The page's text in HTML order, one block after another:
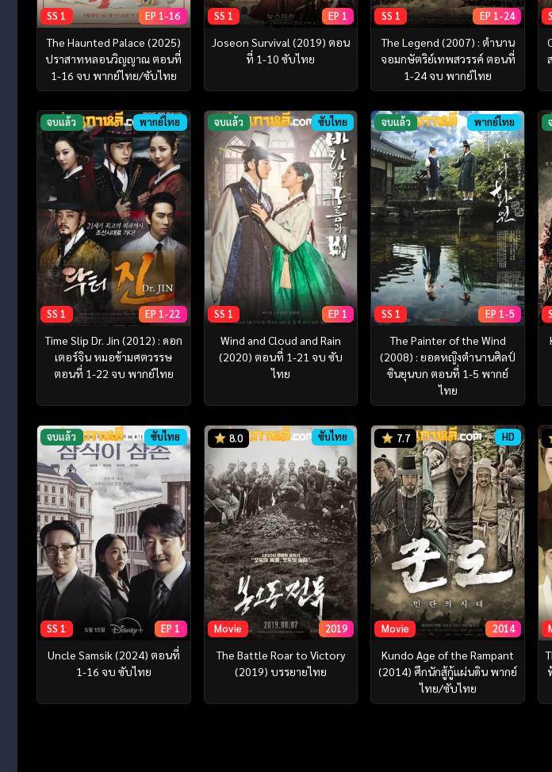
SS 1 EP 1-16
The Haunted Palace (2025)
ปราสาทหลอนวิญญาณ ตอนที่
1-16 จบ พากย์ไทย/ซับไทย
SS 1 EP 1
Joseon Survival (2019) ตอน
ที่ 1-10 ซับไทย
SS 1 EP 1-24
The Legend (2007) : ตำนาน
จอมกษัตริย์เทพสวรรค์ ตอนที่
1-24 จบ พากย์ไทย
จบแล้ว พากย์ไทย
SS 1 EP 1-22
Time Slip Dr. Jin (2012) : ดอก
เตอร์จิน หมอข้ามศตวรรษ
ตอนที่ 1-22 จบ พากย์ไทย
จบแล้ว ซับไทย
SS 1 EP 1
Wind and Cloud and Rain
(2020) ตอนที่ 1-21 จบ ซับ
ไทย
จบแล้ว พากย์ไทย
SS 1 EP 1-5
The Painter of the Wind
(2008) : ยอดหญิงตำนานศิลป์
ซินยุนบก ตอนที่ 1-5 พากย์
ไทย
จบแล้ว ซับไทย
SS 1 EP 1
Uncle Samsik (2024) ตอนที่
1-16 จบ ซับไทย
8.0 ซับไทย
Movie 2019
The Battle Roar to Victory
(2019) บรรยายไทย
7.7 HD
Movie 2014
Kundo Age of the Rampant
(2014) ศึกนักสู้กู้แผ่นดิน พากย์
ไทย/ซับไทย